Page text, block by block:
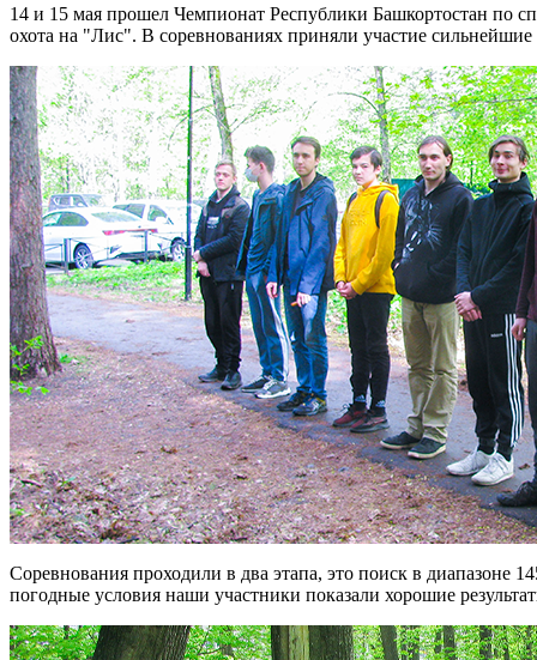
14 и 15 мая прошел Чемпионат Республики Башкортостан по
охота на "Лис". В соревнованиях приняли участие
Соревнования проходили в два этапа, это поиск в
погодные условия наши участники показали хорошие